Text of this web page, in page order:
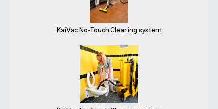
KaiVac No-Touch Cleaning system